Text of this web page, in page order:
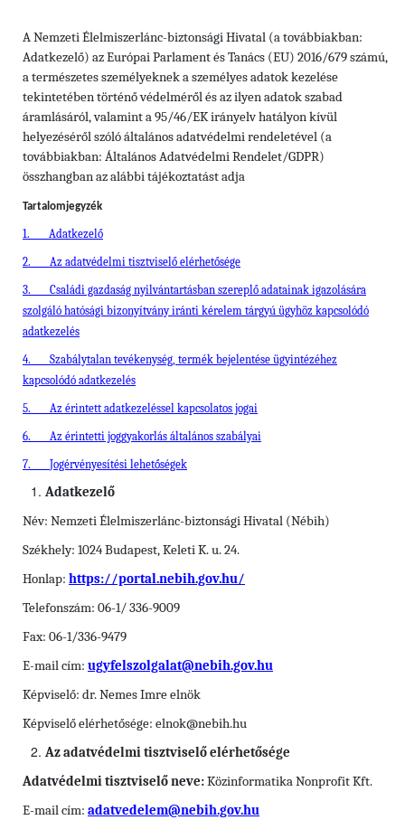
A Nemzeti Élelmiszerlánc-biztonsági Hivatal (a továbbiakban:
Adatkezelő) az Európai Parlament és Tanács (EU) 2016/679 számú,
a természetes személyeknek a személyes adatok kezelése
tekintetében történő védelméről és az ilyen adatok szabad
áramlásáról, valamint a 95/46/EK irányelv hatályon kívül
helyezéséről szóló általános adatvédelmi rendeletével (a
továbbiakban: Általános Adatvédelmi Rendelet/GDPR)
összhangban az alábbi tájékoztatást adja
Tartalomjegyzék
1. Adatkezelő
2. Az adatvédelmi tisztviselő elérhetősége
3.
Családi gazdaság nyilvántartásban szereplő adatainak igazolására
szolgáló hatósági bizonyítvány iránti kérelem tárgyú ügyhöz kapcsolódó
adatkezelés
4.
Szabálytalan tevékenység, termék bejelentése ügyintézéhez
kapcsolódó adatkezelés
5. Az érintett adatkezeléssel kapcsolatos jogai
6. Az érintetti joggyakorlás általános szabályai
7. Jogérvényesítési lehetőségek
Adatkezelő
Név: Nemzeti Élelmiszerlánc-biztonsági Hivatal (Nébih)
Székhely: 1024 Budapest, Keleti K. u. 24.
Honlap: https://portal.nebih.gov.hu/
Telefonszám: 06-1/ 336-9009
Fax: 06-1/336-9479
E-mail cím: ugyfelszolgalat@nebih.gov.hu
Képviselő: dr. Nemes Imre elnök
Képviselő elérhetősége: elnok@nebih.hu
Az adatvédelmi tisztviselő elérhetősége
Adatvédelmi tisztviselő neve:Közinformatika Nonprofit Kft.
E-mail cím: adatvedelem@nebih.gov.hu